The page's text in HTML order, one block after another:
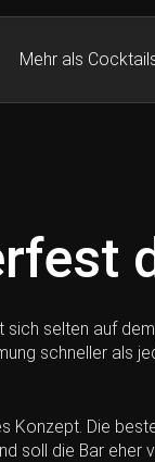
Mehr als
selten auf
schneller als
Die
soll die Bar